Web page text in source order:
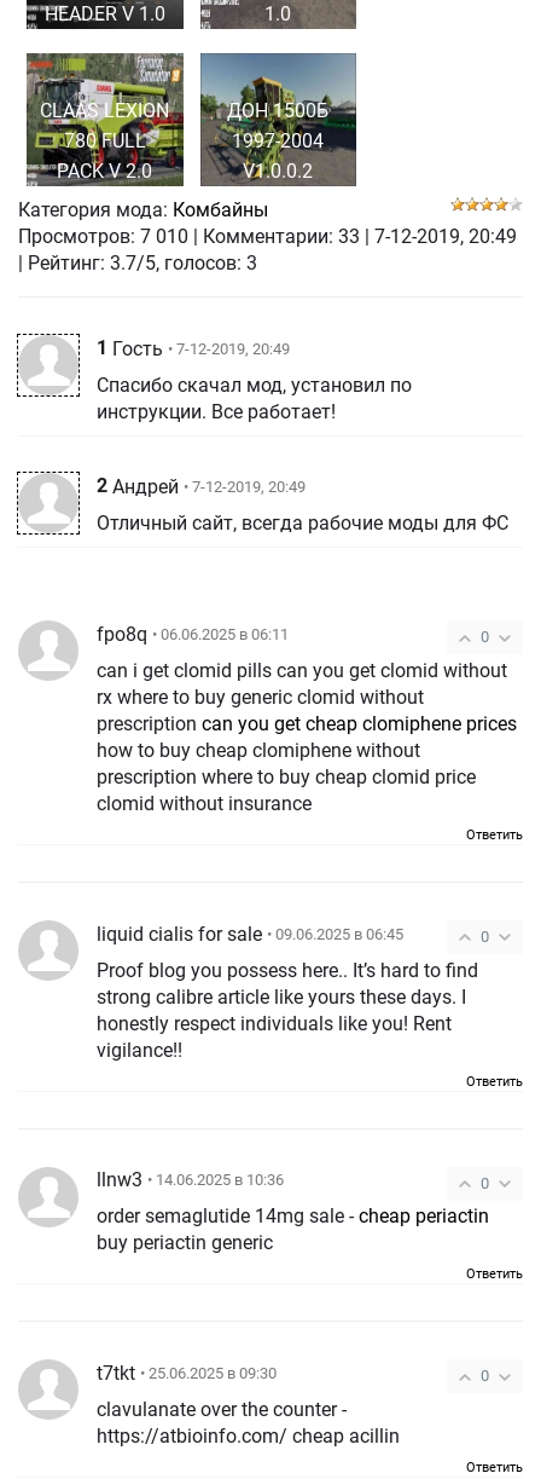
HEADER V 1.0
1.0
CLAAS LEXION
780 FULL
PACK V 2.0
ДОН 1500Б
1997-2004
V1.0.0.2
Категория мода: Комбайны
Просмотров: 7 010 Комментарии: 33
7-12-2019, 20:49
| Рейтинг: 3.7/5, голосов: 3
1 Гость • 7-12-2019, 20:49
Спасибо скачал мод, установил по
инструкции. Все работает!
2 Андрей • 7-12-2019, 20:49
Отличный сайт, всегда рабочие моды для ФС
0
fpo8q • 06.06.2025 в 06:11
can i get clomid pills can you get clomid without
rx where to buy generic clomid without
prescription can you get cheap clomiphene prices
how to buy cheap clomiphene without
prescription where to buy cheap clomid price
clomid without insurance
Ответить
0
liquid cialis for sale • 09.06.2025 в 06:45
Proof blog you possess here.. It’s hard to find
strong calibre article like yours these days. I
honestly respect individuals like you! Rent
vigilance!!
Ответить
0
llnw3 • 14.06.2025 в 10:36
order semaglutide 14mg sale -cheap periactin
buy periactin generic
Ответить
0
t7tkt • 25.06.2025 в 09:30
clavulanate over the counter -
https://atbioinfo.com/ cheap acillin
Ответить